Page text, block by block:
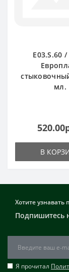
E03.S.60
мл.
В
Хотите узнавать
Подпишитесь
Я прочитал